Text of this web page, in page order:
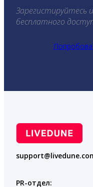
Зарегистируйтесь
бесплатного
PR-отдел: